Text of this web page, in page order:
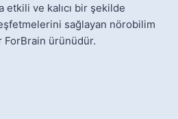
etkili ve kalıcı bir şekilde
sağlayan nörobilim
ForBrain ürünüdür.